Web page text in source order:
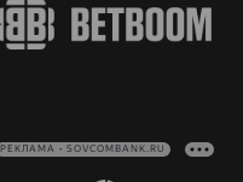
РЕКЛАМА • SOVCOMBANK.RU